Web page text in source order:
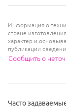
Информация о
стране
характер и
публикации
Сообщить о
Часто